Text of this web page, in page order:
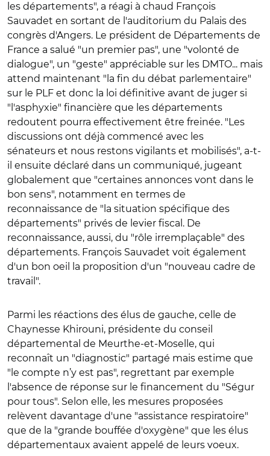
les départements", a réagi à chaud François
Sauvadet en sortant de l'auditorium du Palais des
congrès d'Angers. Le président de Départements de
France a salué "un premier pas", une "volonté de
dialogue", un "geste" appréciable sur les DMTO... mais
attend maintenant "la fin du débat parlementaire"
sur le PLF et donc la loi définitive avant de juger si
"l'asphyxie" financière que les départements
redoutent pourra effectivement être freinée. "Les
discussions ont déjà commencé avec les
sénateurs et nous restons vigilants et mobilisés", a-t-
il ensuite déclaré dans un communiqué, jugeant
globalement que "certaines annonces vont dans le
bon sens", notamment en termes de
reconnaissance de "la situation spécifique des
départements" privés de levier fiscal. De
reconnaissance, aussi, du "rôle irremplaçable" des
départements. François Sauvadet voit également
d'un bon oeil la proposition d'un "nouveau cadre de
travail".
Parmi les réactions des élus de gauche, celle de
Chaynesse Khirouni, présidente du conseil
départemental de Meurthe-et-Moselle, qui
reconnaît un "diagnostic" partagé mais estime que
"le compte n’y est pas", regrettant par exemple
l'absence de réponse sur le financement du "Ségur
pour tous". Selon elle, les mesures proposées
relèvent davantage d'une "assistance respiratoire"
que de la "grande bouffée d'oxygène" que les élus
départementaux avaient appelé de leurs voeux.